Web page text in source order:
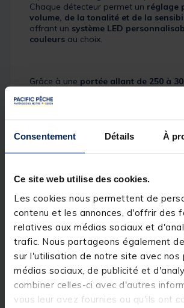
Consentement Détails À
Ce site web utilise des cookies.
Les cookies nous permettent de
contenu et les annonces, d'offrir des
relatives aux médias sociaux et
trafic. Nous partageons également
sur l'utilisation de notre site avec nos
médias sociaux, de publicité et
combiner celles-ci avec d'autres
vous leur avez fournies ou qu'ils ont
Chaque détecteur permet un réglage
volume, de la tonalité et de la
offrant un système LED
couleurs au choix.
Grâce à une portée allant de 250 à
distance.
, ce
une centrale puissante, dotée
fonction lampe intégrée.
Caractéristiques des détecteurs :
LED multicolores réglables(7
pour une
Volume et tonalité ajustables
Test de portée intégré